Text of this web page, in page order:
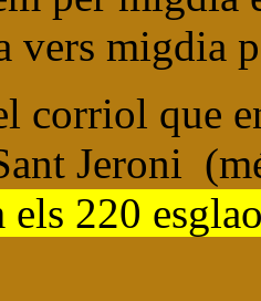
vers migdia
corriol que
Jeroni
220